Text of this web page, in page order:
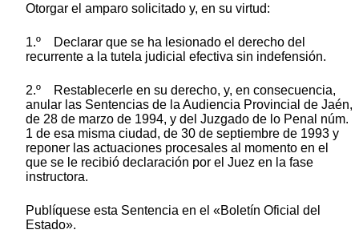
Otorgar el amparo solicitado y, en su virtud:
1.º Declarar que se ha lesionado el derecho del
recurrente a la tutela judicial efectiva sin indefensión.
2.º Restablecerle en su derecho, y, en consecuencia,
anular las Sentencias de la Audiencia Provincial de Jaén,
de 28 de marzo de 1994, y del Juzgado de lo Penal núm.
1 de esa misma ciudad, de 30 de septiembre de 1993 y
reponer las actuaciones procesales al momento en el
que se le recibió declaración por el Juez en la fase
instructora.
Publíquese esta Sentencia en el «Boletín Oficial del
Estado».